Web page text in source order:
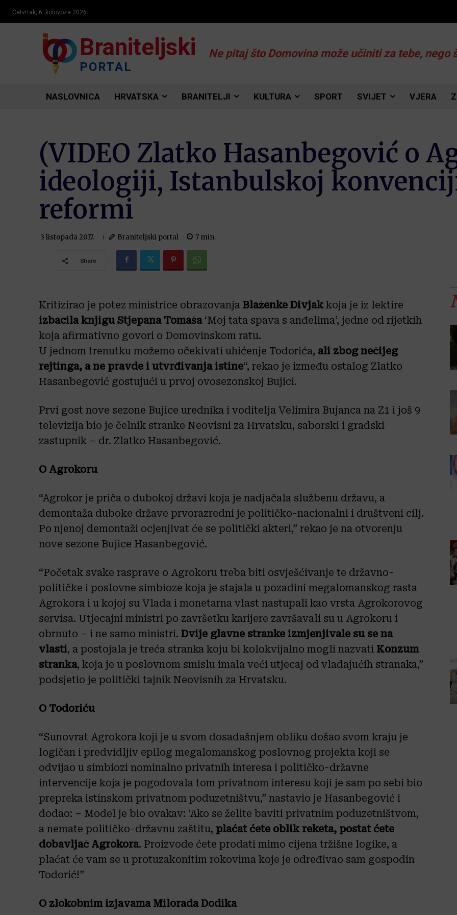
Četvrtak, 6. kolovoza 2026.
Braniteljski
PORTAL
Ne pitaj što Domovina može učiniti za tebe, nego
NASLOVNICA HRVATSKA BRANITELJI KULTURA SPORT SVIJET VJERA
(VIDEO Zlatko Hasanbegović o
ideologiji, Istanbulskoj
reformi
3 listopada 2017. Braniteljski portal 7 min.
Share
Kritizirao je potez ministrice obrazovanja Blaženke Divjakkoja je iz lektire
izbacila knjigu Stjepana Tomaša‘Moj tata spava s anđelima’, jedne od rijetkih
koja afirmativno govori o Domovinskom ratu.
U jednom trenutku možemo očekivati uhićenje Todorića, ali zbog nečijeg
rejtinga, a ne pravde i utvrđivanja istine“, rekao je između ostalog Zlatko
Hasanbegović gostujući u prvoj ovosezonskoj Bujici.
Prvi gost nove sezone Bujice urednika i voditelja Velimira Bujanca na Z1 i još 9
televizija bio je čelnik stranke Neovisni za Hrvatsku, saborski i gradski
zastupnik – dr. Zlatko Hasanbegović.
O Agrokoru
“Agrokor je priča o dubokoj državi koja je nadjačala službenu državu, a
demontaža duboke države prvorazredni je političko-nacionalni i društveni cilj.
Po njenoj demontaži ocjenjivat će se politički akteri,” rekao je na otvorenju
nove sezone Bujice Hasanbegović.
“Početak svake rasprave o Agrokoru treba biti osvješćivanje te državno-
političke i poslovne simbioze koja je stajala u pozadini megalomanskog rasta
Agrokora i u kojoj su Vlada i monetarna vlast nastupali kao vrsta Agrokorovog
servisa. Utjecajni ministri po završetku karijere završavali su u Agrokoru i
obrnuto – i ne samo ministri. Dvije glavne stranke izmjenjivale su se na
vlasti, a postojala je treća stranka koju bi kolokvijalno mogli nazvati Konzum
stranka, koja je u poslovnom smislu imala veći utjecaj od vladajućih stranaka,”
podsjetio je politički tajnik Neovisnih za Hrvatsku.
O Todoriću
“Sunovrat Agrokora koji je u svom dosadašnjem obliku došao svom kraju je
logičan i predvidljiv epilog megalomanskog poslovnog projekta koji se
odvijao u simbiozi nominalno privatnih interesa i političko-državne
intervencije koja je pogodovala tom privatnom interesu koji je sam po sebi bio
prepreka istinskom privatnom poduzetništvu,” nastavio je Hasanbegović i
dodao: – Model je bio ovakav: ‘Ako se želite baviti privatnim poduzetništvom,
a nemate političko-državnu zaštitu, plaćat ćete oblik reketa, postat ćete
dobavljač Agrokora. Proizvode ćete prodati mimo cijena tržišne logike, a
plaćat će vam se u protuzakonitim rokovima koje je određivao sam gospodin
Todorić!”
O zlokobnim izjavama Milorada Dodika